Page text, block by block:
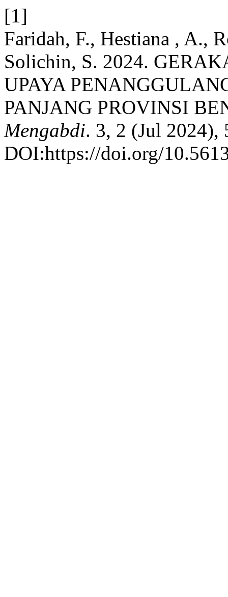
[1]
Faridah, F., Hestiana , A.,
Solichin, S. 2024.
UPAYA
PANJANG PROVINSI
Mengabdi. 3, 2 (Jul 2024),
DOI:https://doi.org/